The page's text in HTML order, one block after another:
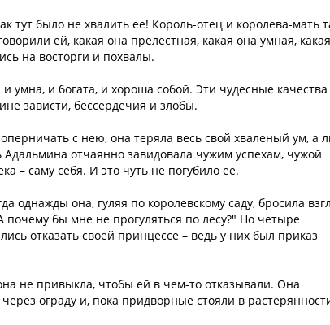
тут было не хвалить ее! Король-отец и королева-мать
ей, какая она прелестная, какая она умная, какая
на восторги и похвалы.
и богата, и хороша собой. Эти чудесные качества
зависти, бессердечия и злобы.
с нею, она теряла весь свой хваленый ум, а
отчаянно завидовала чужим успехам, чужой
– саму себя. И это чуть не погубило ее.
однажды она, гуляя по королевскому саду, бросила
почему бы мне не прогуляться по лесу?" Но четыре
отказать своей принцессе – ведь у них был приказ
не привыкла, чтобы ей в чем-то отказывали. Она
ограду и, пока придворные стояли в